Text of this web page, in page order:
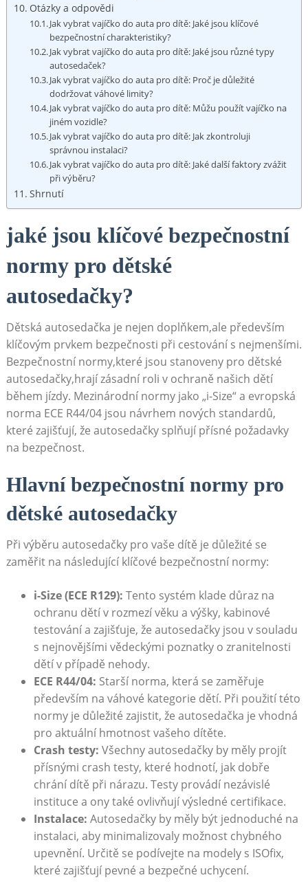
Otázky ⁤a odpovědi
Jak vybrat vajíčko do auta pro dítě: Jaké jsou klíčové
⁣bezpečnostní charakteristiky?
Jak vybrat vajíčko do auta pro dítě: Jaké ‌jsou různé ⁣typy
autosedaček?
Jak vybrat vajíčko​ do auta pro dítě: Proč ⁣je důležité
dodržovat váhové limity?
Jak vybrat vajíčko ​do‍ auta⁤ pro dítě:⁢ Můžu ‌použít vajíčko na
jiném vozidle?
Jak vybrat vajíčko do auta pro dítě: Jak zkontroluji
správnou instalaci?
Jak⁤ vybrat vajíčko do auta pro dítě:⁤ Jaké další faktory zvážit
při výběru?
Shrnutí
jaké jsou klíčové bezpečnostní
normy pro dětské
autosedačky?
Dětská autosedačka je nejen ⁢doplňkem,ale především
klíčovým prvkem bezpečnosti při cestování s nejmenšími.
Bezpečnostní normy,které jsou ‍stanoveny pro dětské
autosedačky,hrají zásadní roli ​v ochraně našich dětí
během jízdy. Mezinárodní normy jako „i-Size“ ‍a evropská
norma ECE R44/04 jsou návrhem nových standardů,
které zajišťují, že autosedačky splňují přísné⁤ požadavky
na bezpečnost.
Hlavní bezpečnostní normy pro
dětské ⁢autosedačky
Při výběru autosedačky‍ pro ⁣vaše dítě je důležité⁤ se
‍zaměřit na následující klíčové bezpečnostní normy:
i-Size ⁢(ECE R129): Tento systém klade důraz na
ochranu ​dětí v rozmezí věku a výšky, kabinové
testování a zajišťuje, ⁣že autosedačky jsou v souladu
s nejnovějšími vědeckými poznatky o zranitelnosti
dětí v případě nehody.
ECE R44/04: Starší norma, která se​ zaměřuje
především na váhové kategorie dětí.‌ Při použití této
normy je⁤ důležité ⁢zajistit, že⁤ autosedačka je vhodná
pro aktuální hmotnost vašeho dítěte.
Crash testy: Všechny autosedačky by ‌měly projít
přísnými ⁤crash ‌testy, které‌ hodnotí, jak dobře
chrání dítě při nárazu. Testy provádí nezávislé
instituce a ony také ovlivňují výsledné certifikace.
Instalace: Autosedačky by měly⁢ být jednoduché na
instalaci, aby minimalizovaly možnost chybného
upevnění. Určitě se podívejte na‍ modely s ISOfix,
které ⁤zajišťují pevné a bezpečné uchycení.